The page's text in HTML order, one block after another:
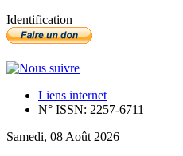
Identification
Liens internet
N° ISSN: 2257-6711
Samedi, 08 Août 2026